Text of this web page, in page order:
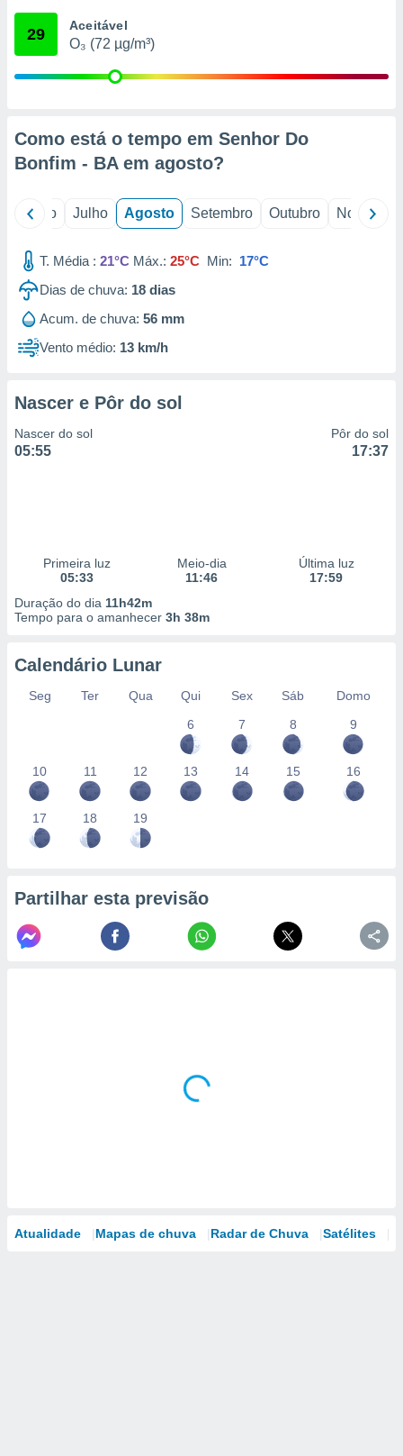
através
1199
29 Aceitável
O₃ (72 µg/m³)
Como está o tempo em Senhor Do
Bonfim - BA em agosto?
Junho Julho Agosto Setembro Outubro Novembro
T. Média : 21°C Máx.: 25°C Min: 17°C
Dias de chuva: 18 dias
Acum. de chuva: 56 mm
Vento médio: 13 km/h
Nascer e Pôr do sol
Nascer do sol
05:55
Pôr do sol
17:37
Primeira luz
05:33
Meio-dia
11:46
Última luz
17:59
Duração do dia 11h42m
Tempo para o amanhecer 3h 38m
Calendário Lunar
Seg Ter Qua Qui Sex Sáb
Domo
6
7 8 9
10 11 12 13 14 15 16
17 18 19
Partilhar esta previsão
Atualidade Mapas de chuva Radar de Chuva Satélites